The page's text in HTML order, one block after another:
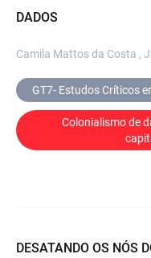
DADOS
Camila Mattos da Costa ,
GT7- Estudos Críticos
Colonialismo de
DESATANDO OS NÓS